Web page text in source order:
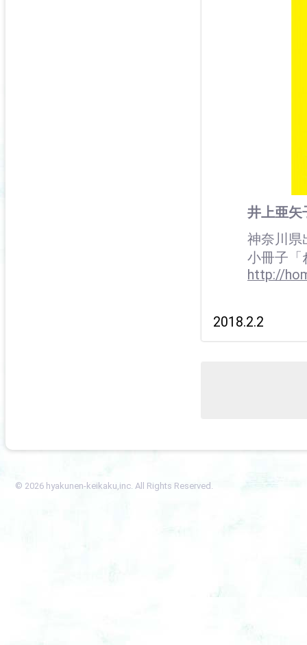
井上亜矢
神奈川
小冊子「
http://
2018.2.2
© 2026 hyakunen-keikaku,inc. All Rights Reserved.